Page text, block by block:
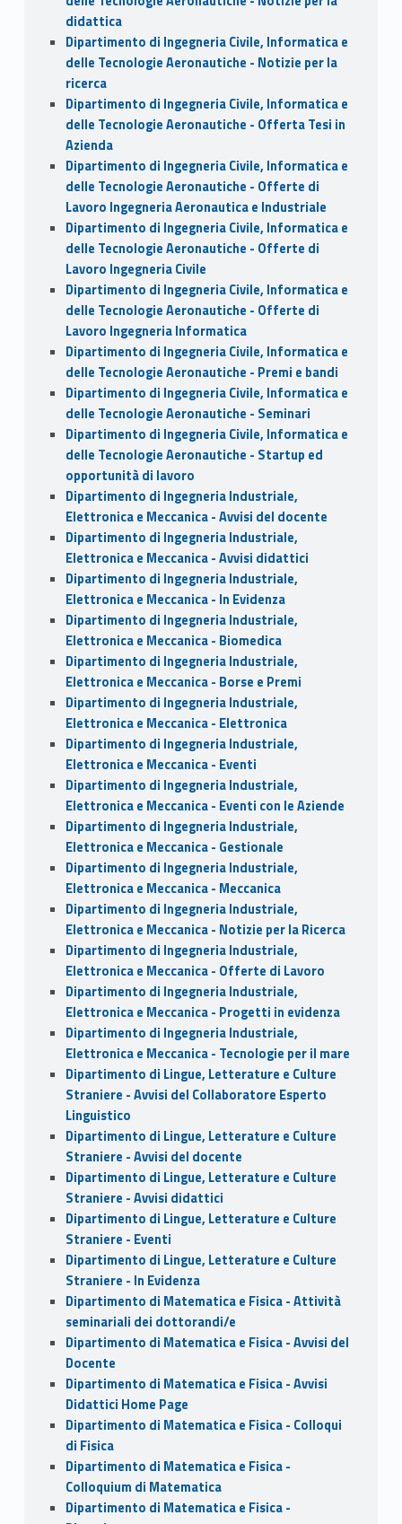
didattica
Dipartimento di Ingegneria Civile, Informatica e
delle Tecnologie Aeronautiche - Notizie per la
ricerca
Dipartimento di Ingegneria Civile, Informatica e
delle Tecnologie Aeronautiche - Offerta Tesi in
Azienda
Dipartimento di Ingegneria Civile, Informatica e
delle Tecnologie Aeronautiche - Offerte di
Lavoro Ingegneria Aeronautica e Industriale
Dipartimento di Ingegneria Civile, Informatica e
delle Tecnologie Aeronautiche - Offerte di
Lavoro Ingegneria Civile
Dipartimento di Ingegneria Civile, Informatica e
delle Tecnologie Aeronautiche - Offerte di
Lavoro Ingegneria Informatica
Dipartimento di Ingegneria Civile, Informatica e
delle Tecnologie Aeronautiche - Premi e bandi
Dipartimento di Ingegneria Civile, Informatica e
delle Tecnologie Aeronautiche - Seminari
Dipartimento di Ingegneria Civile, Informatica e
delle Tecnologie Aeronautiche - Startup ed
opportunità di lavoro
Dipartimento di Ingegneria Industriale,
Elettronica e Meccanica - Avvisi del docente
Dipartimento di Ingegneria Industriale,
Elettronica e Meccanica - Avvisi didattici
Dipartimento di Ingegneria Industriale,
Elettronica e Meccanica - In Evidenza
Dipartimento di Ingegneria Industriale,
Elettronica e Meccanica - Biomedica
Dipartimento di Ingegneria Industriale,
Elettronica e Meccanica - Borse e Premi
Dipartimento di Ingegneria Industriale,
Elettronica e Meccanica - Elettronica
Dipartimento di Ingegneria Industriale,
Elettronica e Meccanica - Eventi
Dipartimento di Ingegneria Industriale,
Elettronica e Meccanica - Eventi con le Aziende
Dipartimento di Ingegneria Industriale,
Elettronica e Meccanica - Gestionale
Dipartimento di Ingegneria Industriale,
Elettronica e Meccanica - Meccanica
Dipartimento di Ingegneria Industriale,
Elettronica e Meccanica - Notizie per la Ricerca
Dipartimento di Ingegneria Industriale,
Elettronica e Meccanica - Offerte di Lavoro
Dipartimento di Ingegneria Industriale,
Elettronica e Meccanica - Progetti in evidenza
Dipartimento di Ingegneria Industriale,
Elettronica e Meccanica - Tecnologie per il mare
Dipartimento di Lingue, Letterature e Culture
Straniere - Avvisi del Collaboratore Esperto
Linguistico
Dipartimento di Lingue, Letterature e Culture
Straniere - Avvisi del docente
Dipartimento di Lingue, Letterature e Culture
Straniere - Avvisi didattici
Dipartimento di Lingue, Letterature e Culture
Straniere - Eventi
Dipartimento di Lingue, Letterature e Culture
Straniere - In Evidenza
Dipartimento di Matematica e Fisica - Attività
seminariali dei dottorandi/e
Dipartimento di Matematica e Fisica - Avvisi del
Docente
Dipartimento di Matematica e Fisica - Avvisi
Didattici Home Page
Dipartimento di Matematica e Fisica - Colloqui
di Fisica
Dipartimento di Matematica e Fisica -
Colloquium di Matematica
Dipartimento di Matematica e Fisica -